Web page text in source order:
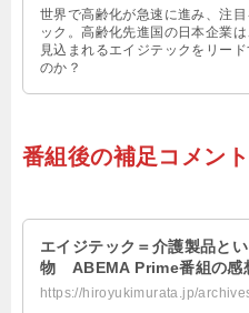
世界で高齢化が急速に進み、注
ック。高齢化先進国の日本企業
見込まれるエイジテックをリー
のか？
番組後の補足コメン
エイジテック＝介護製品と
物 ABEMA Prime番組の感
https://hiroyukimurata.jp/